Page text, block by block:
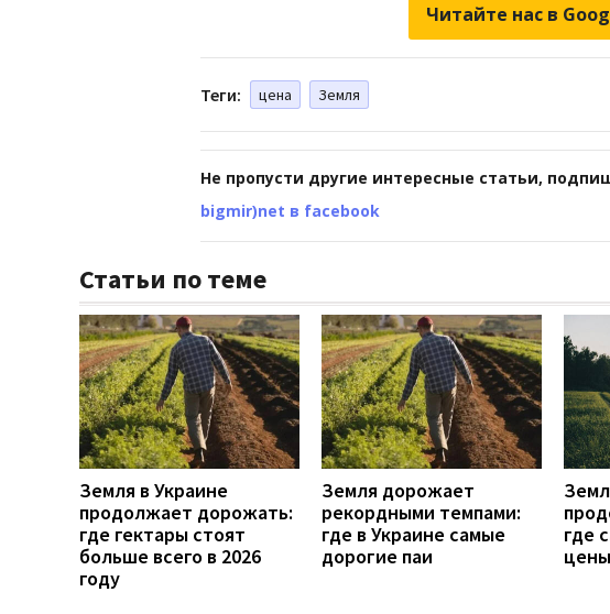
Читайте нас в
Теги: цена Земля
Не пропусти другие интересные статьи,
bigmir)net в facebook
Статьи по теме
Земля в Украине
продолжает дорожать:
где гектары стоят
больше всего в 2026
году
Земля дорожает
рекордными темпами:
где в Украине самые
дорогие паи
где